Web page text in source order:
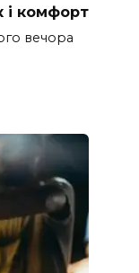
і комфорт
вечора